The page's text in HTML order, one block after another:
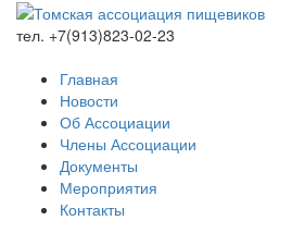
тел. +7(913)823-02-23
Главная
Новости
Об Ассоциации
Члены Ассоциации
Документы
Мероприятия
Контакты